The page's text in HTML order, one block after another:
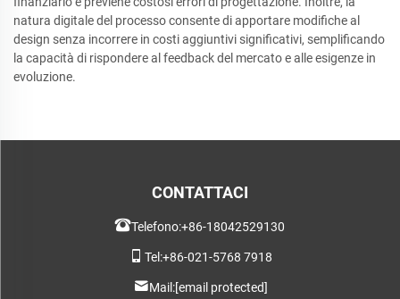
natura digitale del processo consente di apportare modifiche al
design senza incorrere in costi aggiuntivi significativi, semplificando
la capacità di rispondere al feedback del mercato e alle esigenze in
evoluzione.
CONTATTACI
Telefono:+86-18042529130
Tel:+86-021-5768 7918
Mail:[email protected]